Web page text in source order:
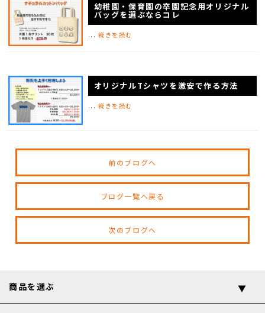
幼稚園・保育園の卒園記念用オリジナル
バッグを選ぶならコレ
... 続きを読む
オリジナルTシャツを激安で作る方法
... 続きを読む
前のブログへ
ブログ一覧へ戻る
次のブログへ
商品を選ぶ